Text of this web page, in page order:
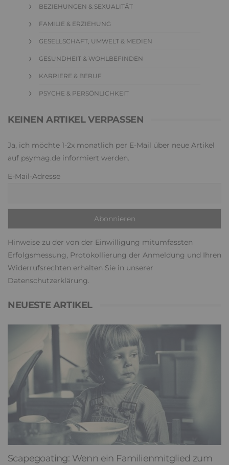
BEZIEHUNGEN & SEXUALITÄT
FAMILIE & ERZIEHUNG
GESELLSCHAFT, UMWELT & MEDIEN
GESUNDHEIT & WOHLBEFINDEN
KARRIERE & BERUF
PSYCHE & PERSÖNLICHKEIT
KEINEN ARTIKEL VERPASSEN
Ja, ich möchte 1-2x monatlich per E-Mail über neue Artikel
auf psymag.de informiert werden.
E-Mail-Adresse
Hinweise zu der von der Einwilligung mitumfassten
Erfolgsmessung, Protokollierung der Anmeldung und Ihren
Widerrufsrechten erhalten Sie in unserer
Datenschutzerklärung.
NEUESTE ARTIKEL
Scapegoating: Wenn ein Familienmitglied zum